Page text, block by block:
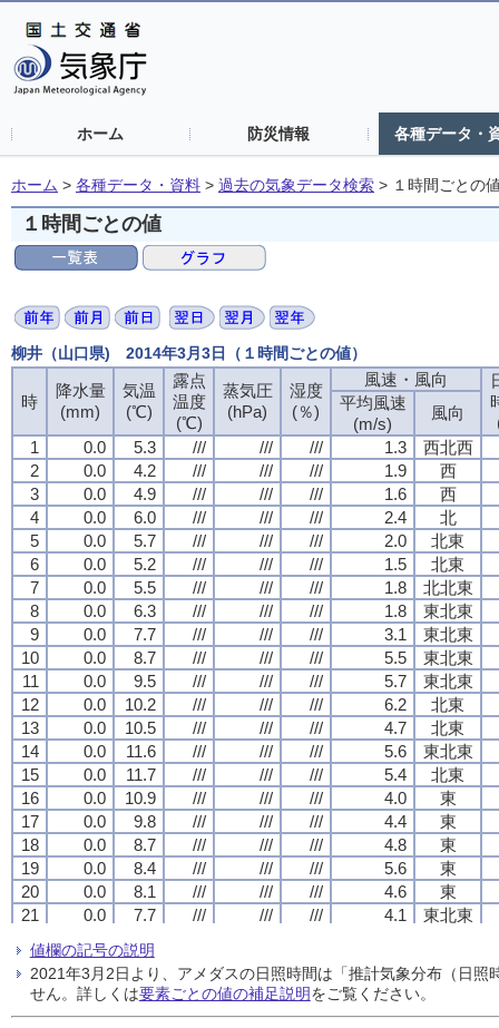
ホーム 防災情報 各種データ・
ホーム > 各種データ・資料 > 過去の気象データ検索 > １時間ごとの
１時間ごとの値
柳井（山口県) 2014年3月3日（１時間ごとの値）
時
降水量
(mm)
気温
(℃)
露点
温度
(℃)
蒸気圧
(hPa)
湿度
(％)
風速・風向
平均風速
(m/s)
風向
1
0.0 5.3 /// /// /// 1.3
西北西
2
0.0 4.2 /// /// /// 1.9
西
3
0.0 4.9 /// /// /// 1.6
西
4
0.0 6.0 /// /// /// 2.4
北
5
0.0 5.7 /// /// /// 2.0
北東
6
0.0 5.2 /// /// /// 1.5
北東
7
0.0 5.5 /// /// /// 1.8
北北東
8
0.0 6.3 /// /// /// 1.8
東北東
9
0.0 7.7 /// /// /// 3.1
東北東
10
0.0 8.7 /// /// /// 5.5
東北東
11
0.0 9.5 /// /// /// 5.7
東北東
12
0.0 10.2 /// /// /// 6.2
北東
13
0.0 10.5 /// /// /// 4.7
北東
14
0.0 11.6 /// /// /// 5.6
東北東
15
0.0 11.7 /// /// /// 5.4
北東
16
0.0 10.9 /// /// /// 4.0
東
17
0.0 9.8 /// /// /// 4.4
東
18
0.0 8.7 /// /// /// 4.8
東
19
0.0 8.4 /// /// /// 5.6
東
20
0.0 8.1 /// /// /// 4.6
東
21
0.0 7.7 /// /// /// 4.1
東北東
23
0.0 6.6
東北東
24
0.0 6.0 /// /// /// 6.2 東北東
時
降水量
(mm)
気温
(℃)
露点
温度
(℃)
蒸気圧
(hPa)
湿度
(％)
風速・風向
平均風速
(m/s)
風向
1
0.0 5.3 /// /// /// 1.3
西北西
2
0.0 4.2 /// /// /// 1.9
西
3
0.0 4.9 /// /// /// 1.6
西
4
0.0 6.0 /// /// /// 2.4
北
5
0.0 5.7 /// /// /// 2.0
北東
6
0.0 5.2 /// /// /// 1.5
北東
7
0.0 5.5 /// /// /// 1.8
北北東
8
0.0 6.3 /// /// /// 1.8
東北東
9
0.0 7.7 /// /// /// 3.1
東北東
10
0.0 8.7 /// /// /// 5.5
東北東
11
0.0 9.5 /// /// /// 5.7
東北東
12
0.0 10.2 /// /// /// 6.2
北東
13
0.0 10.5 /// /// /// 4.7
北東
14
0.0 11.6 /// /// /// 5.6
東北東
15
0.0 11.7 /// /// /// 5.4
北東
16
0.0 10.9 /// /// /// 4.0
東
17
0.0 9.8 /// /// /// 4.4
東
18
0.0 8.7 /// /// /// 4.8
東
19
0.0 8.4 /// /// /// 5.6
東
20
0.0 8.1 /// /// /// 4.6
東
21
0.0 7.7 /// /// /// 4.1
東北東
23
0.0 6.6
東北東
24
0.0 6.0 /// /// /// 6.2 東北東
時
降水量
(mm)
気温
(℃)
露点
温度
(℃)
蒸気圧
(hPa)
湿度
(％)
風速・風向
平均風速
(m/s)
風向
1
0.0 5.3 /// /// /// 1.3
西北西
2
0.0 4.2 /// /// /// 1.9
西
3
0.0 4.9 /// /// /// 1.6
西
4
0.0 6.0 /// /// /// 2.4
北
5
0.0 5.7 /// /// /// 2.0
北東
6
0.0 5.2 /// /// /// 1.5
北東
7
0.0 5.5 /// /// /// 1.8
北北東
8
0.0 6.3 /// /// /// 1.8
東北東
9
0.0 7.7 /// /// /// 3.1
東北東
10
0.0 8.7 /// /// /// 5.5
東北東
11
0.0 9.5 /// /// /// 5.7
東北東
12
0.0 10.2 /// /// /// 6.2
北東
13
0.0 10.5 /// /// /// 4.7
北東
14
0.0 11.6 /// /// /// 5.6
東北東
15
0.0 11.7 /// /// /// 5.4
北東
16
0.0 10.9 /// /// /// 4.0
東
17
0.0 9.8 /// /// /// 4.4
東
18
0.0 8.7 /// /// /// 4.8
東
19
0.0 8.4 /// /// /// 5.6
東
20
0.0 8.1 /// /// /// 4.6
東
21
0.0 7.7 /// /// /// 4.1
東北東
23
0.0 6.6
東北東
24
0.0 6.0 /// /// /// 6.2 東北東
時
降水量
(mm)
気温
(℃)
露点
温度
(℃)
蒸気圧
(hPa)
湿度
(％)
風速・風向
平均風速
(m/s)
風向
1
0.0 5.3 /// /// /// 1.3
西北西
2
0.0 4.2 /// /// /// 1.9
西
3
0.0 4.9 /// /// /// 1.6
西
4
0.0 6.0 /// /// /// 2.4
北
5
0.0 5.7 /// /// /// 2.0
北東
6
0.0 5.2 /// /// /// 1.5
北東
7
0.0 5.5 /// /// /// 1.8
北北東
8
0.0 6.3 /// /// /// 1.8
東北東
9
0.0 7.7 /// /// /// 3.1
東北東
10
0.0 8.7 /// /// /// 5.5
東北東
11
0.0 9.5 /// /// /// 5.7
東北東
12
0.0 10.2 /// /// /// 6.2
北東
13
0.0 10.5 /// /// /// 4.7
北東
14
0.0 11.6 /// /// /// 5.6
東北東
15
0.0 11.7 /// /// /// 5.4
北東
16
0.0 10.9 /// /// /// 4.0
東
17
0.0 9.8 /// /// /// 4.4
東
18
0.0 8.7 /// /// /// 4.8
東
19
0.0 8.4 /// /// /// 5.6
東
20
0.0 8.1 /// /// /// 4.6
東
21
0.0 7.7 /// /// /// 4.1
東北東
23
0.0 6.6
東北東
24
0.0 6.0 /// /// /// 6.2 東北東
値欄の記号の説明
2021年3月2日より、アメダスの日照時間は「推計気象分布（日
せん。詳しくは要素ごとの値の補足説明をご覧ください。